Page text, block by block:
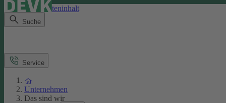
Direkt zum Seiteninhalt
Suche
Service
Unternehmen
Das sind wir